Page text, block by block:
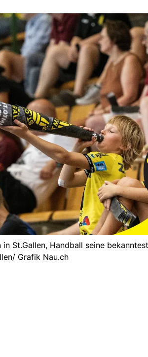
St.Gallen, Handball seine
Grafik Nau.ch